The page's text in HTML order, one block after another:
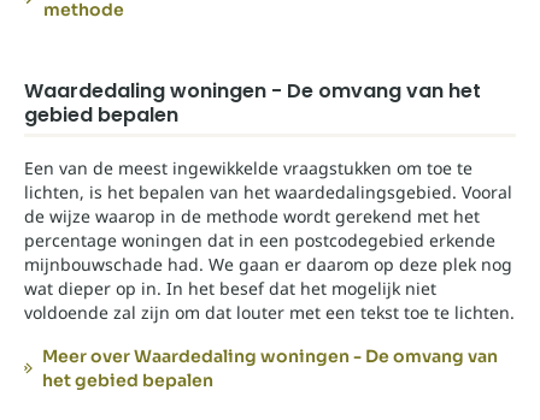
methode
Waardedaling woningen - De omvang van het
gebied bepalen
Een van de meest ingewikkelde vraagstukken om toe te
lichten, is het bepalen van het waardedalingsgebied. Vooral
de wijze waarop in de methode wordt gerekend met het
percentage woningen dat in een postcodegebied erkende
mijnbouwschade had. We gaan er daarom op deze plek nog
wat dieper op in. In het besef dat het mogelijk niet
voldoende zal zijn om dat louter met een tekst toe te lichten.
Meer over Waardedaling woningen - De omvang van
het gebied bepalen